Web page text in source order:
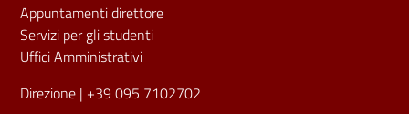
Appuntamenti direttore
Servizi per gli studenti
Uffici Amministrativi
Direzione | +39 095 7102702